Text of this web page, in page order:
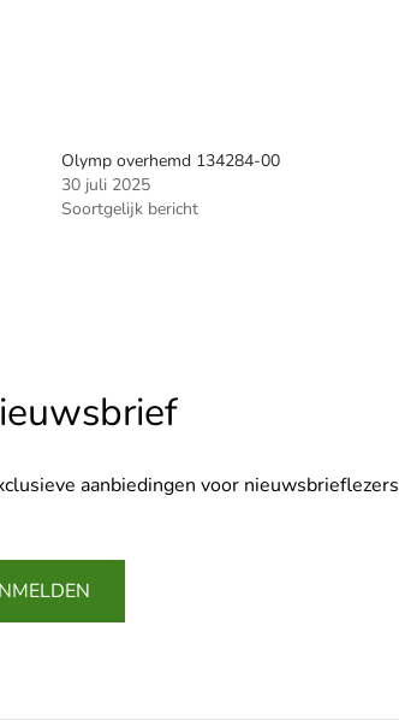
Olymp overhemd 134284-00
30 juli 2025
Soortgelijk bericht
aanbiedingen voor nieuwsbrieflezers